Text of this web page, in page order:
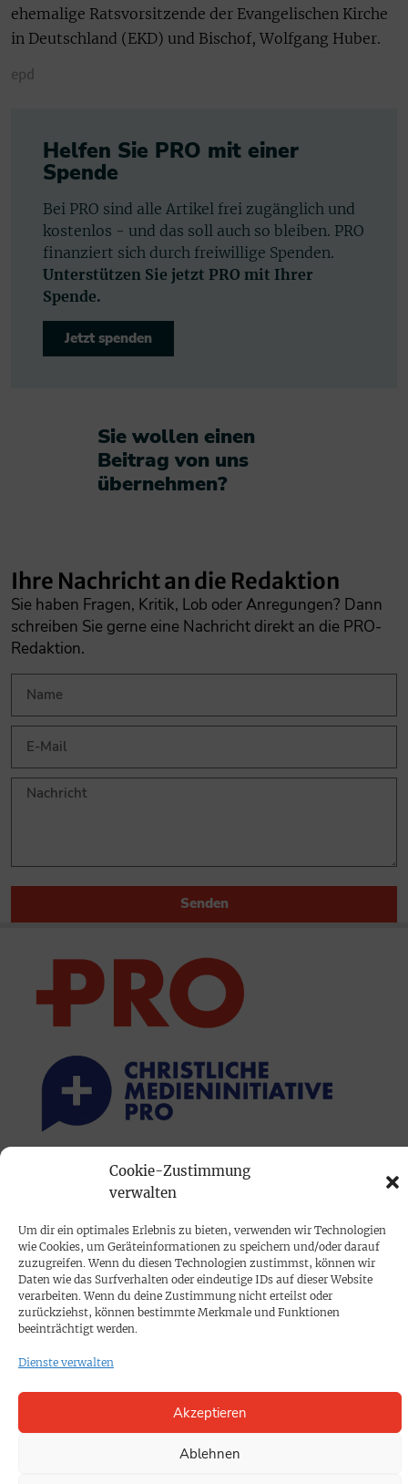
Cookie-Zustimmung
verwalten
Um dir ein optimales Erlebnis zu bieten, verwenden wir Technologien
wie Cookies, um Geräteinformationen zu speichern und/oder darauf
zuzugreifen. Wenn du diesen Technologien zustimmst, können wir
Daten wie das Surfverhalten oder eindeutige IDs auf dieser Website
verarbeiten. Wenn du deine Zustimmung nicht erteilst oder
zurückziehst, können bestimmte Merkmale und Funktionen
beeinträchtigt werden.
Dienste verwalten
Akzeptieren
Ablehnen
ehemalige Ratsvorsitzende der Evangelischen Kirche
in Deutschland (EKD) und Bischof, Wolfgang Huber.
epd
Helfen Sie PRO mit einer
Spende
Bei PRO sind alle Artikel frei zugänglich und
kostenlos - und das soll auch so bleiben. PRO
finanziert sich durch freiwillige Spenden.
Unterstützen Sie jetzt PRO mit Ihrer
Spende.
Jetzt spenden
Sie wollen einen
Beitrag von uns
übernehmen?​
Ihre Nachricht an die Redaktion
Sie haben Fragen, Kritik, Lob oder Anregungen? Dann
schreiben Sie gerne eine Nachricht direkt an die PRO-
Redaktion.
Senden
PRINTAUSGABE
PROKOMPAKT
Impressum
SPENDEN
Datenschutz